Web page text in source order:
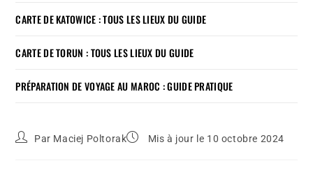
CARTE DE KATOWICE : TOUS LES LIEUX DU GUIDE
CARTE DE TORUN : TOUS LES LIEUX DU GUIDE
PRÉPARATION DE VOYAGE AU MAROC : GUIDE PRATIQUE
Par Maciej Poltorak Mis à jour le 10 octobre 2024